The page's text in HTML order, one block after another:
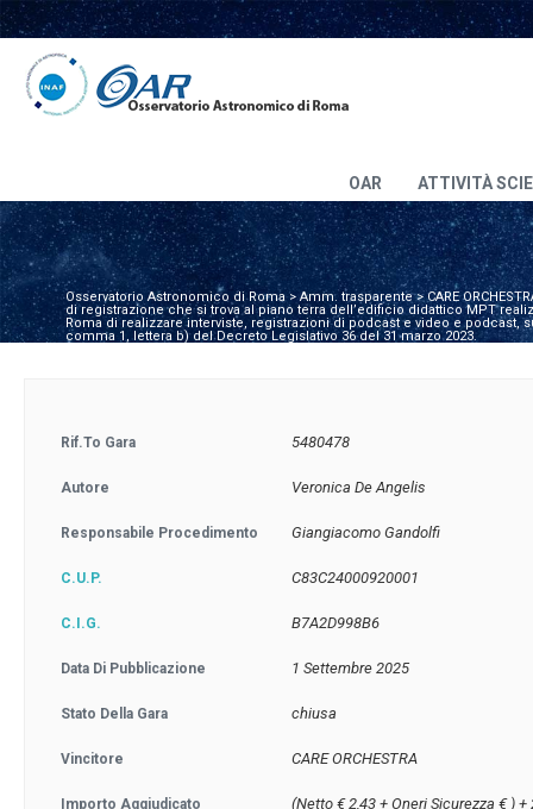
OAR ATTIVITÀ
Osservatorio Astronomico di Roma>Amm. trasparente>CARE
di registrazione che si trova al piano terra dell’edificio didattico MPT
Roma di realizzare interviste, registrazioni di podcast e video e podcast,
comma 1, lettera b) del Decreto Legislativo 36 del 31 marzo 2023.
Rif.to Gara 5480478
Autore Veronica De Angelis
Responsabile Procedimento Giangiacomo Gandolfi
C.U.P. C83C24000920001
C.I.G. B7A2D998B6
Data Di Pubblicazione 1 Settembre 2025
Stato Della Gara chiusa
Vincitore CARE ORCHESTRA
Importo Aggiudicato (Netto € 2,43 + Oneri Sicurezza € ) +